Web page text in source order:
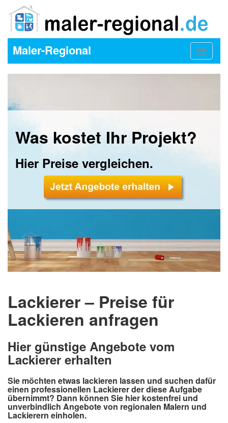
Toggle
Maler-Regional
Was kostet Ihr Projekt?
Hier Preise vergleichen.
Lackierer – Preise für
Lackieren anfragen
Hier günstige Angebote vom
Lackierer erhalten
Sie möchten etwas lackieren lassen und suchen dafür
einen professionellen Lackierer der diese Aufgabe
übernimmt? Dann können Sie hier kostenfrei und
unverbindlich Angebote von regionalen Malern und
Lackierern einholen.